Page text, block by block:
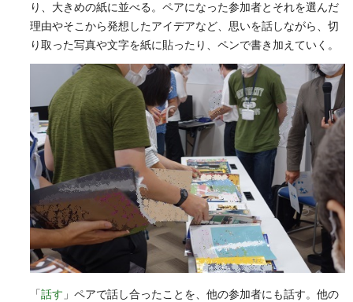
り、大きめの紙に並べる。ペアになった参加者とそれを選んだ
理由やそこから発想したアイデアなど、思いを話しながら、切
り取った写真や文字を紙に貼ったり、ペンで書き加えていく。
「話す 」ペアで話し合ったことを、他の参加者にも話す。他の